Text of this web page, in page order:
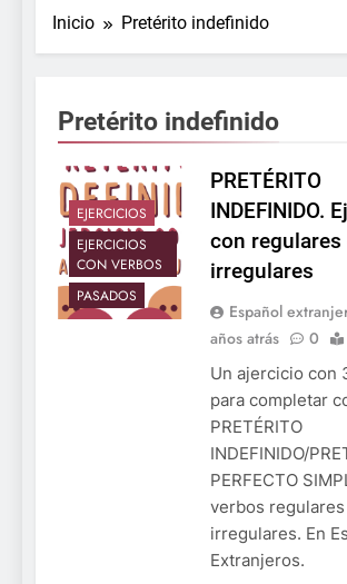
Inicio Pretérito indefinido
Pretérito indefinido
EJERCICIOS
EJERCICIOS
CON VERBOS
PASADOS
PRETÉRITO
INDEFINIDO.
con regulares
irregulares
Español
años atrás
0
Un ajercicio con
para completar
PRETÉRITO
INDEFINIDO/
PERFECTO
verbos regulares
irregulares. En
Extranjeros.